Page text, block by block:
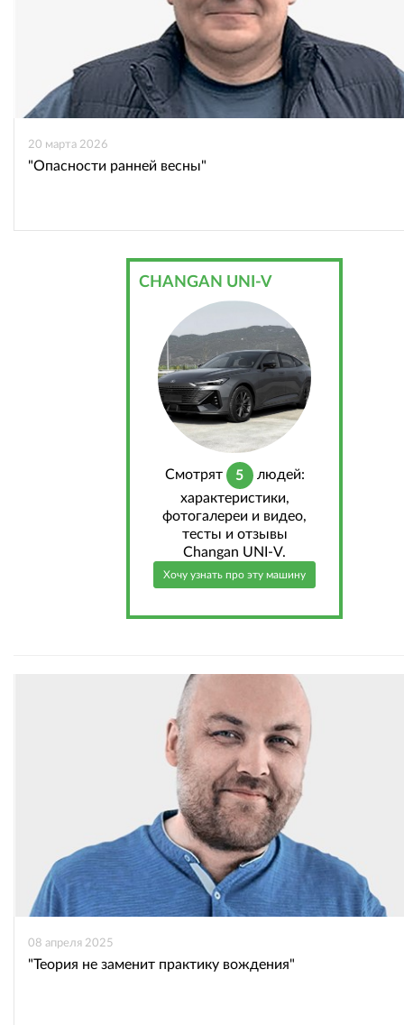
20 марта 2026
"Опасности ранней весны"
CHANGAN UNI-V
Cмотрят 5
людей:
характеристики,
фотогалереи и видео,
тесты и отзывы
Changan UNI-V.
Хочу узнать про эту машину
08 апреля 2025
"Теория не заменит практику вождения"